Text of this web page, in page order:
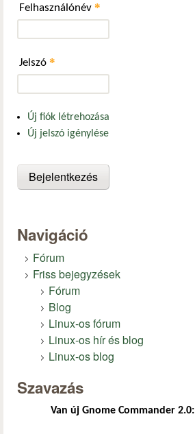
Felhasználónév *
Jelszó *
Új fiók létrehozása
Új jelszó igénylése
Navigáció
Fórum
Friss bejegyzések
Fórum
Blog
Linux-os fórum
Linux-os hír és blog
Linux-os blog
Szavazás
Van új Gnome Commander 2.0: